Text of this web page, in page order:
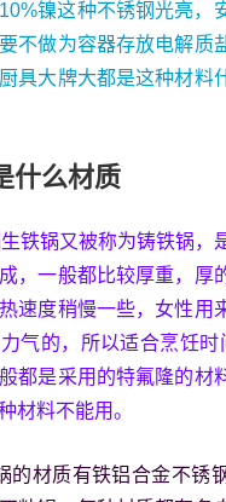
镍这种不锈钢光亮，
不做为容器存放电解质
具大牌大都是这种材料
什么材质
铁锅又被称为铸铁锅，
，一般都比较厚重，厚
速度稍慢一些，女性用
气的，所以适合烹饪
都是采用的特氟隆的材
材料不能用。
的材质有铁铝合金不锈